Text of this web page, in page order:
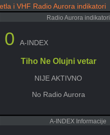
i VHF Radio Aurora indikatori
Radio Aurora indikatori
0 A-INDEX
Tiho Ne Olujni vetar
NIJE AKTIVNO
No Radio Aurora
A-INDEX Informacije